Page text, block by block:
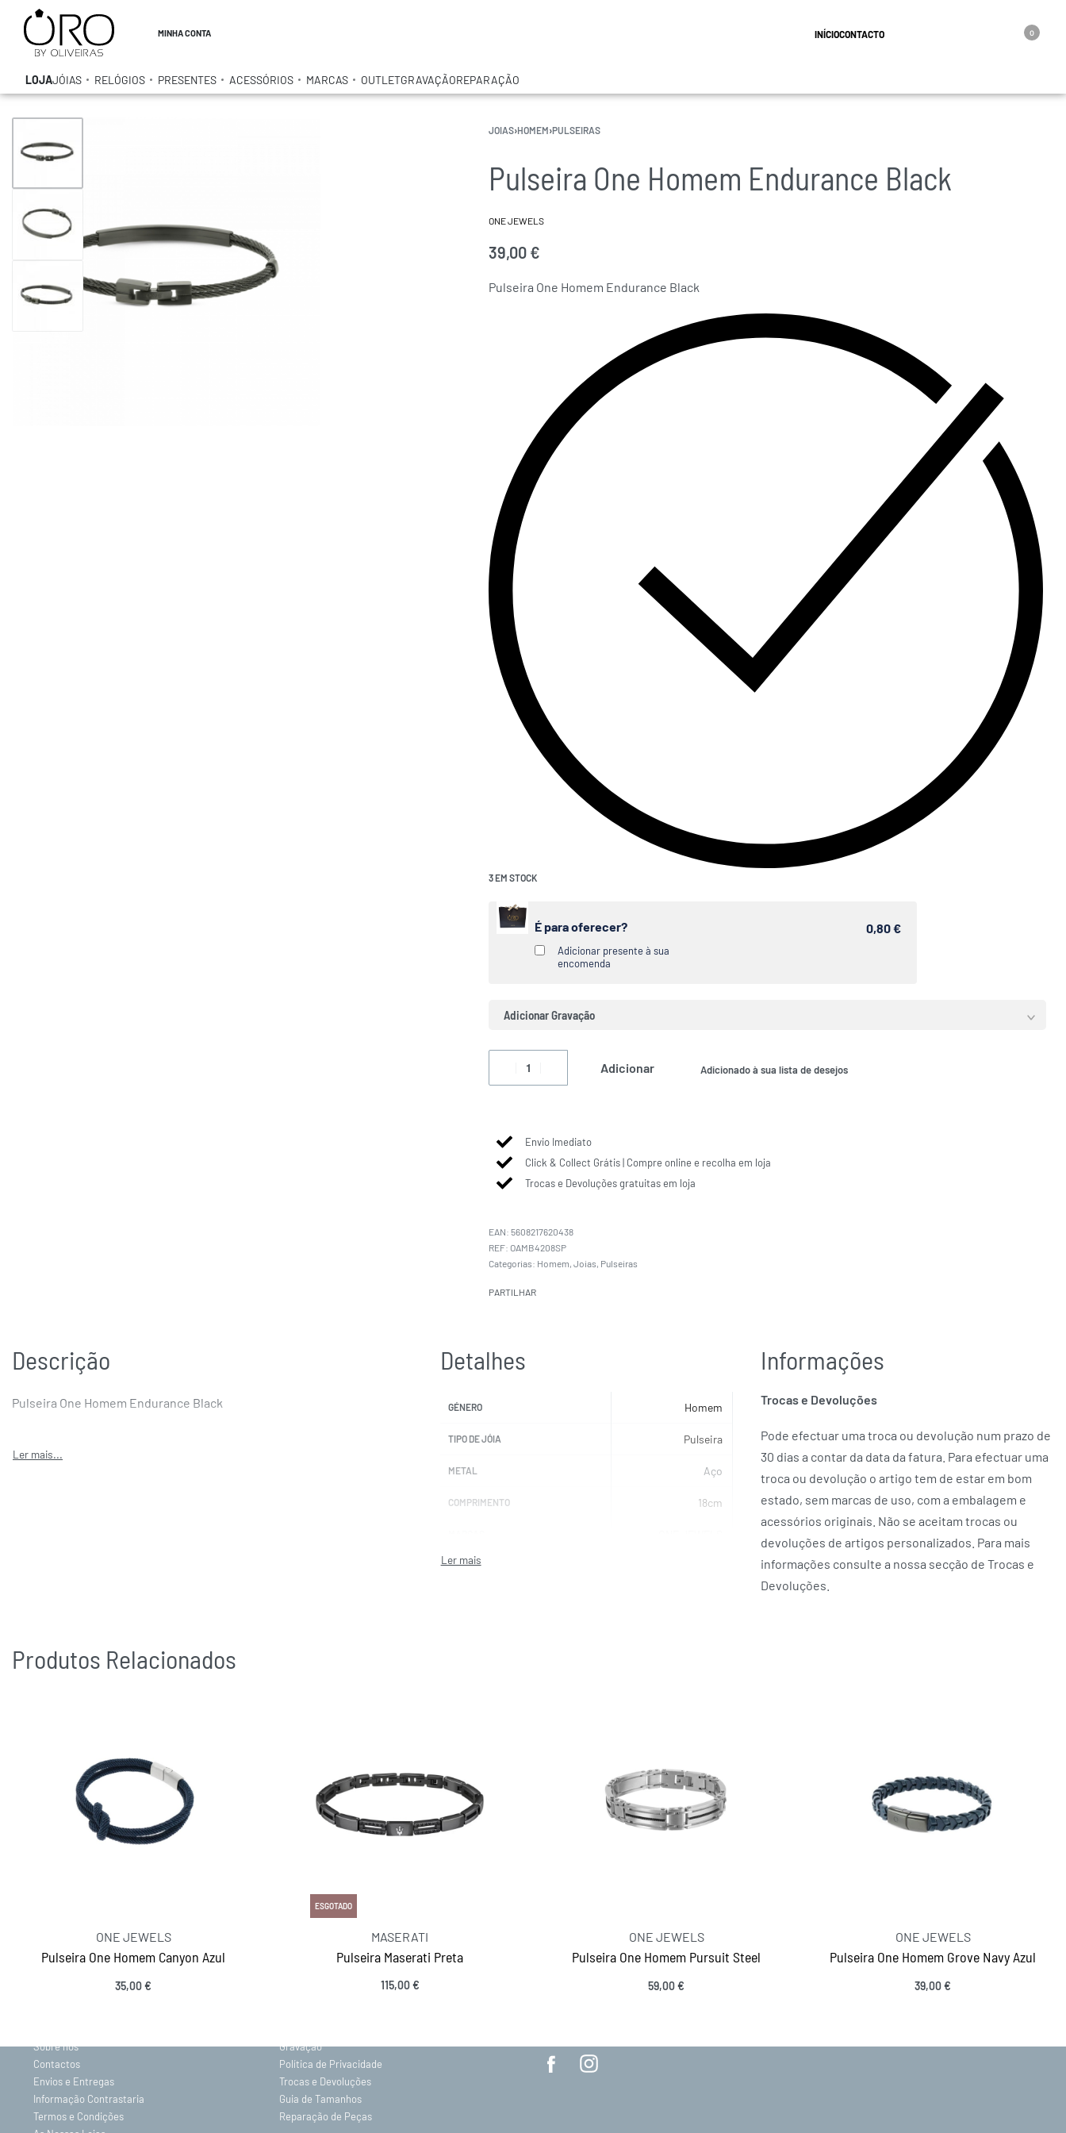
MINHA CONTA INÍCIOCONTACTO 0
LOJAJÓIAS RELÓGIOS PRESENTES ACESSÓRIOS MARCAS OUTLETGRAVAÇÃOREPARAÇÃO
JOIAS›HOMEM›PULSEIRAS
Pulseira One Homem Endurance Black
ONE JEWELS
39,00 €
Pulseira One Homem Endurance Black
3 EM STOCK
É para oferecer?
Adicionar presente à sua
encomenda
0,80 €
Adicionar Gravação
Adicionar Adicionado à sua lista de desejos
Envio Imediato
Click & Collect Grátis | Compre online e recolha em loja
Trocas e Devoluções gratuitas em loja
EAN:5608217620438
OAMB4208SP
Categorias: Homem,Joias, Pulseiras
PARTILHAR
Descrição
Pulseira One Homem Endurance Black
Detalhes
GÉNERO Homem
TIPO DE JÓIA Pulseira
METAL Aço
COMPRIMENTO 18cm
Informações
Trocas e Devoluções
Pode efectuar uma troca ou devolução num prazo de
30 dias a contar da data da fatura. Para efectuar uma
troca ou devolução o artigo tem de estar em bom
estado, sem marcas de uso, com a embalagem e
acessórios originais. Não se aceitam trocas ou
devoluções de artigos personalizados. Para mais
informações consulte a nossa secção de Trocas e
Devoluções.
Produtos Relacionados
ONE JEWELS
Pulseira One Homem Canyon Azul
35,00€
ESGOTADO
MASERATI
Pulseira Maserati Preta
115,00€
ONE JEWELS
Pulseira One Homem Pursuit Steel
59,00€
ONE JEWELS
Pulseira One Homem Grove Navy Azul
39,00€
Sobre nós
Gravação
Contactos
Política de Privacidade
Envios e Entregas
Trocas e Devoluções
Informação Contrastaria
Guia de Tamanhos
Termos e Condições
Reparação de Peças